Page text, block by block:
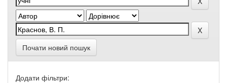
Почати новий пошук
Додати фільтри: